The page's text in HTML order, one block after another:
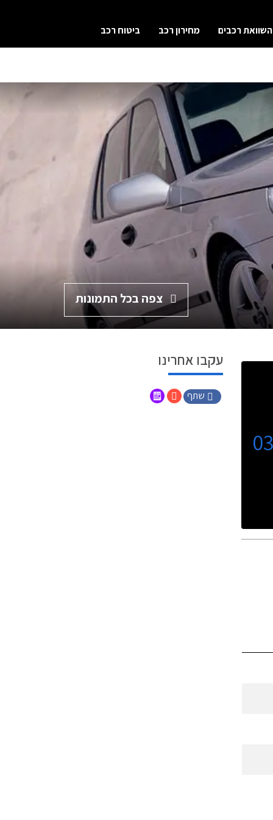
השוואת רכבים מחירון רכב ביטוח רכב
צפה בכל התמונות
עקבו אחרינו
שתף